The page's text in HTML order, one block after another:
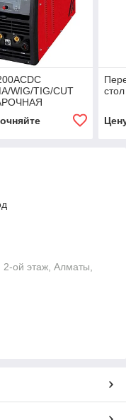
WIG/TIG/CUT
ой этаж, Алматы,